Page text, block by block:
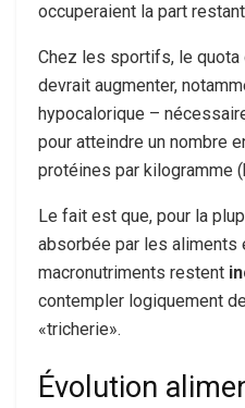
occuperaient la part
Chez les sportifs, le
devrait augmenter,
hypocalorique –
pour atteindre un nombre
protéines par kilogramme
Le fait est que, pour la
absorbée par les aliments
macronutriments restent
contempler logiquement
«tricherie».
Évolution